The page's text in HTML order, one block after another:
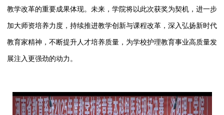
教学改革的重要成果体现。未来，学院将以此次获奖为契机，进一步
加大师资培养力度，持续推进教学创新与课程改革，深入弘扬新时代
教育家精神，不断提升人才培养质量，为学校护理教育事业高质量发
展注入更强劲的动力。